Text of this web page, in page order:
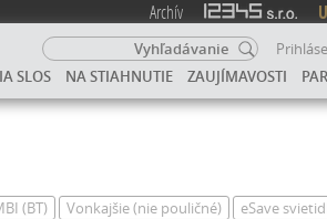
Archív
SLOS NA STIAHNUTIE ZAUJÍMAVOSTI
(BT) Vonkajšie (nie pouličné)
eSave